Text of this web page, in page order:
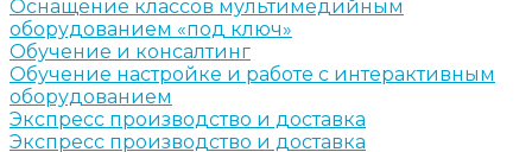
Оснащение классов мультимедийным
оборудованием «под ключ»
Обучение и консалтинг
Обучение настройке и работе с интерактивным
оборудованием
Экспресс производство и доставка
Экспресс производство и доставка